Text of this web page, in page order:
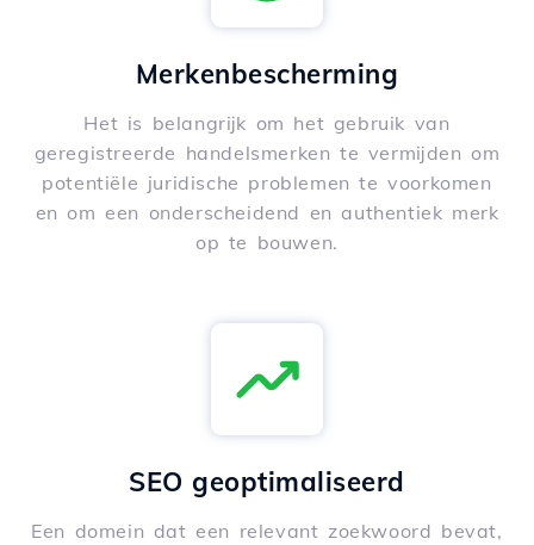
Merkenbescherming
Het is belangrijk om het gebruik van
geregistreerde handelsmerken te vermijden om
potentiële juridische problemen te voorkomen
en om een onderscheidend en authentiek merk
op te bouwen.
SEO geoptimaliseerd
Een domein dat een relevant zoekwoord bevat,